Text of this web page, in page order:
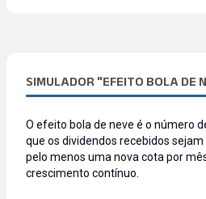
SIMULADOR "EFEITO BOLA DE
O efeito bola de neve é o número
que os dividendos recebidos
pelo menos uma nova cota por
crescimento contínuo.